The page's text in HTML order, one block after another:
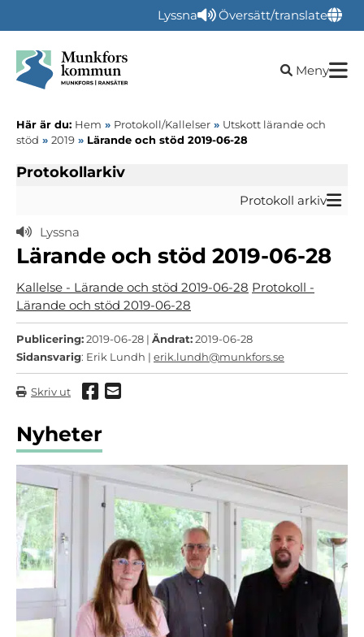
Lyssna Översätt/translate
Öppna
Meny
Här är du: Hem » Protokoll/Kallelser » Utskott lärande och
stöd » 2019 » Lärande och stöd 2019-06-28
Protokollarkiv
Protokoll arkiv
Lyssna
Lärande och stöd 2019-06-28
Kallelse - Lärande och stöd 2019-06-28 Protokoll -
Lärande och stöd 2019-06-28
Publicering:2019-06-28 | Ändrat:2019-06-28
Sidansvarig: Erik Lundh | erik.lundh@munkfors.se
Skriv ut Dela via Facebook
Dela via mail
Nyheter